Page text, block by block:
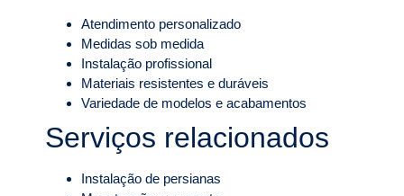
Atendimento personalizado
Medidas sob medida
Instalação profissional
Materiais resistentes e duráveis
Variedade de modelos e acabamentos
Serviços relacionados
Instalação de persianas